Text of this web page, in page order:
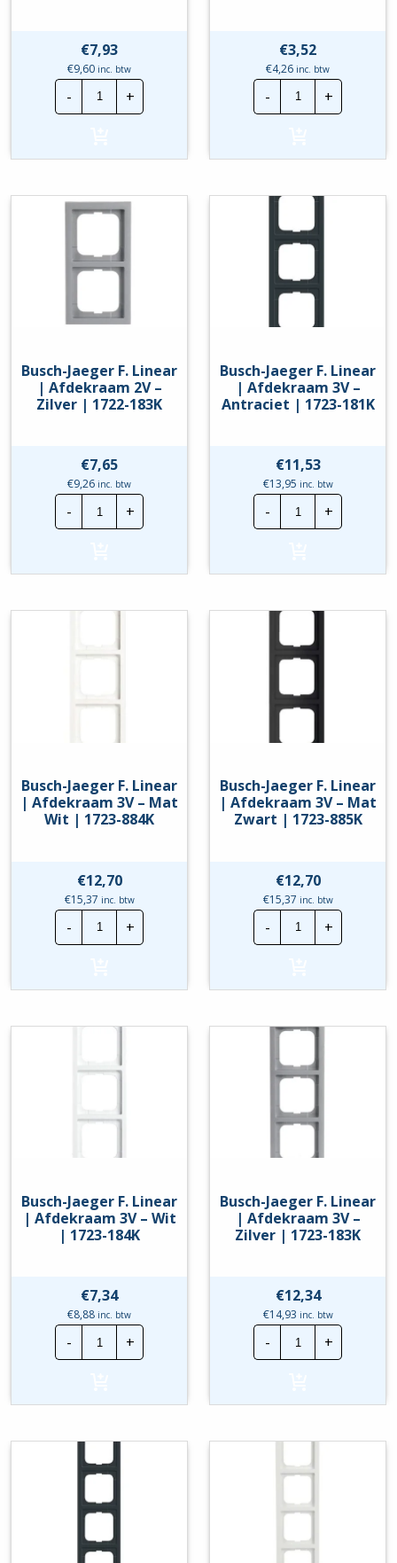
€7,93
€9,60 inc. btw
-
Busch-
Jaeger
F.
Afdekraam
Mat
Zwart
885K
hoeveelheid
+
€3,52
€4,26 inc. btw
-
Busch-
Jaeger
F.
Afdekraam
Wit
1722-
184K
hoeveelheid
+
Busch-Jaeger F. Linear
| Afdekraam 2V –
Zilver | 1722-183K
€7,65
€9,26 inc. btw
-
Busch-
Jaeger
F.
Afdekraam
Zilver
183K
+
Busch-Jaeger F. Linear
| Afdekraam 3V –
Antraciet | 1723-181K
€11,53
€13,95 inc. btw
-
Busch-
Jaeger
F.
Afdekraam
Antraciet
1723-
181K
hoeveelheid
+
Busch-Jaeger F. Linear
| Afdekraam 3V – Mat
Wit | 1723-884K
€12,70
€15,37 inc. btw
-
Busch-
Jaeger
F.
Afdekraam
Mat
1723-
+
Busch-Jaeger F. Linear
| Afdekraam 3V – Mat
Zwart | 1723-885K
€12,70
€15,37 inc. btw
-
Busch-
Jaeger
F.
Afdekraam
Mat
1723-
885K
+
Busch-Jaeger F. Linear
| Afdekraam 3V – Wit
| 1723-184K
€7,34
€8,88 inc. btw
-
Busch-
Jaeger
F.
Afdekraam
Wit
|
1723-
hoeveelheid
+
Busch-Jaeger F. Linear
| Afdekraam 3V –
Zilver | 1723-183K
€12,34
€14,93 inc. btw
-
Busch-
Jaeger
F.
Afdekraam
Zilver
1723-
hoeveelheid
+